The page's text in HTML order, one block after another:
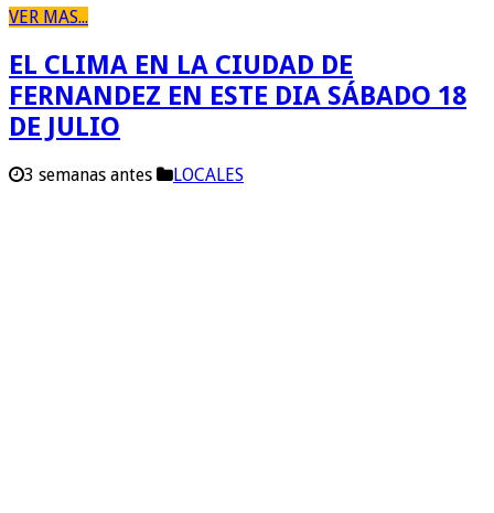
VER MAS...
EL CLIMA EN LA CIUDAD DE
FERNANDEZ EN ESTE DIA SÁBADO 18
DE JULIO
3 semanas antes LOCALES